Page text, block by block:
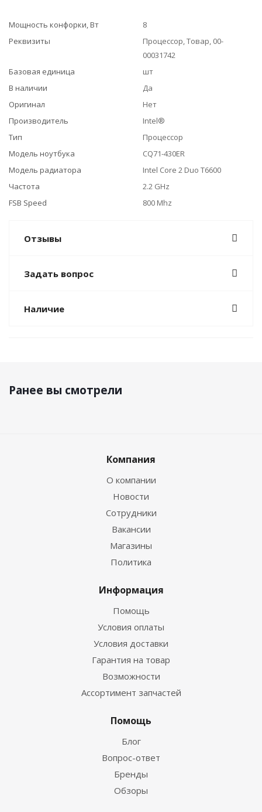
Мощность конфорки, Вт
8
Реквизиты
Процессор, Товар, 00-
00031742
Базовая единица
шт
В наличии
Да
Оригинал
Нет
Производитель
Intel®
Тип
Процессор
Модель ноутбука
CQ71-430ER
Модель радиатора
Intel Core 2 Duo T6600
Частота
2.2 GHz
FSB Speed
800 Mhz
Отзывы
Задать вопрос
Наличие
Ранее вы смотрели
Компания
О компании
Новости
Сотрудники
Вакансии
Магазины
Политика
Информация
Помощь
Условия оплаты
Условия доставки
Гарантия на товар
Возможности
Ассортимент запчастей
Помощь
Блог
Вопрос-ответ
Бренды
Обзоры